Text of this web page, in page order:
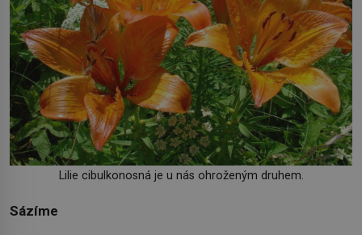
Lilie cibulkonosná je u nás ohroženým druhem.
Sázíme